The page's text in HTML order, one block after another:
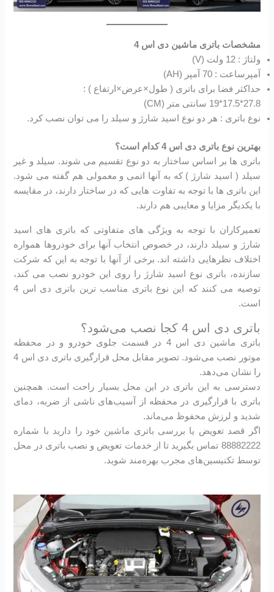
مشخصات باتری ماشین دی اس 4
ولتاژ : 12 ولت (V)
آمپرساعت : 70 آمپر (AH)
حداکثر فضا برای باتری ( طول×عرض×ارتفاع ) :
27.8*17.5*19 سانتی متر (CM)
نوع باتری : هر دو نوع اسید شارژ و سیلد را می توان نصب کرد.
بهترین نوع باتری دی اس 4 کدام است؟
باتری ها بر اساس ساختار به دو نوع تقسیم می شوند. سیلد و غیر
سیلد ( اسید شارژ ) که به آنها اتمی و معمولی هم گفته می شود.
این باتری ها با توجه به تفاوت هایی که در ساختار دارند، در مقایسه
با یکدیگر مزایا و معایبی هم دارند.
تعمیرکاران با توجه به ویژگی های متفاوتی که باتری های اسید
شارژ و سیلد دارند، در خصوص انتخاب آنها برای خودروها همواره
اختلاف نظرهایی داشته اند. برخی از آنها با توجه به این که شرکت
سازنده، باتری نوع اسید شارژ را روی این خودرو نصب می کند،
توصیه می کنند که این نوع باتری مناسب ترین باتری دی اس 4
است.
باتری دی اس 4 کجا نصب می‌شود؟
باتری ماشین دی اس 4 در قسمت جلوی خودرو و در محفظه
موتور نصب می‌شود. تصویر مقابل محل قرارگیری باتری دی اس 4
را نشان می‌دهد.
دسترسی به این باتری در این محل بسیار راحت است. همچنین
باتری با قرارگیری در محفظه از آسیب‌های ناشی از ضربه، دمای
شدید و لرزش محفوظ می‌ماند.
اگر قصد تعویض یا بررسی باتری ماشین خود را دارید با شماره
88882222 تماس بگیرید تا از خدمات تعویض و نصب باتری در محل
توسط تکنیسین‌های مجرب بهره‌مند شوید.